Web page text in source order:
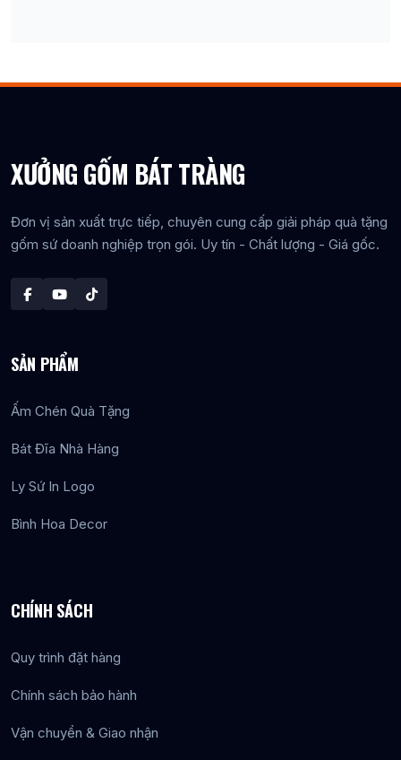
XƯỞNG GỐM BÁT TRÀNG
Đơn vị sản xuất trực tiếp, chuyên cung cấp giải pháp quà tặng
gốm sứ doanh nghiệp trọn gói. Uy tín - Chất lượng - Giá gốc.
SẢN PHẨM
Ấm Chén Quà Tặng
Bát Đĩa Nhà Hàng
Ly Sứ In Logo
Bình Hoa Decor
CHÍNH SÁCH
Quy trình đặt hàng
Chính sách bảo hành
Vận chuyển & Giao nhận